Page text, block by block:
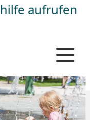
aufrufen